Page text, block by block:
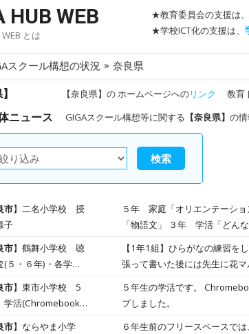
HUB WEB
とは
★教育委員会の支援は、
★学校ICT化の支援は、
スクール構想の状況 » 奈良県
【奈良県】の ホームページへのリンク 教育
ニュース GIGAスクール構想等に関する 【奈良県】 の
検索
市】二名小学校 授
子
５年 家庭「オリエンテーション」 国語「銀河」 ２年 国語「漢字」 ６年 図工「ランドセル
「物語文」 ３年 学活「どんな３年生になりたい？」 国語「よく聞いてじこしょうかい」」 ４年 国語「漢字の
市】鶴舞小学校 聴
(５・６年)・各学年
【1年1組】ひらがなの練習を
張って書いた後には先生に花マルをもらってニッコリでし
一目瞭然ですね。 【3年1組】書写の授業がスタートしました。今日は使い方の学習です。硯や墨汁など、決まった置き
場所があるんですね。筆も決まった片付ける方法があ
学習の振り返りとして「Qubena
市】東市小学校 5
活(Chromebook
活動)
５年生の学活です。 Chromebookのキャンバを使って当番活動の紹介プリントを作成し、Googleのクラスルームにアッ
プしました。
市】ならやま小学
６年生前のフリースペースで